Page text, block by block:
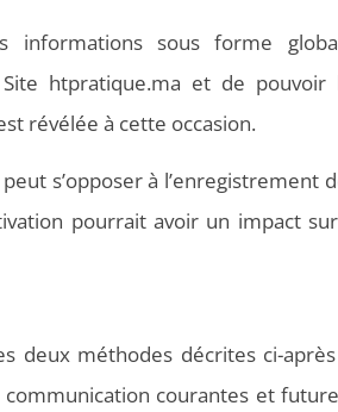
informations sous forme
htpratique.ma et de pouvoir
révélée à cette occasion.
s’opposer à l’enregistrement
pourrait avoir un impact
deux méthodes décrites ci-
communication courantes et